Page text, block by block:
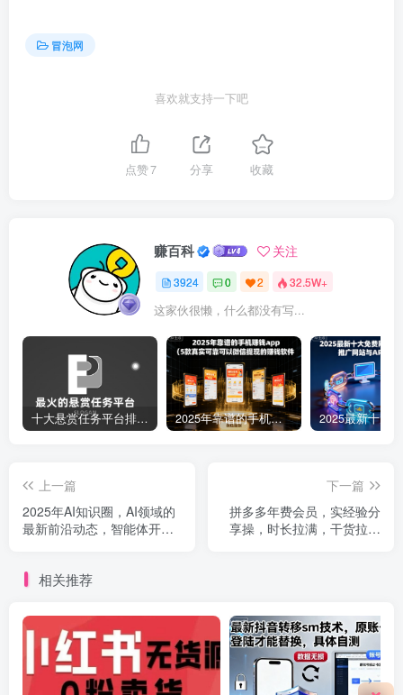
冒泡网
喜欢就支持一下吧
点赞7 分享 收藏
赚百科 关注
3924 0 2 32.5W+
这家伙很懒，什么都没有写...
十大悬赏任务平台排行榜（全网最好的悬赏任务平台） 2025年靠谱的手机赚钱app（5款真实可靠可以微信提现的赚钱软件）
上一篇
2025年AI知识圈，AI领域的
最新前沿动态，智能体开发-
下一篇
拼多多年费会员，实经验分
享操，时长拉满，干货拉满
相关推荐